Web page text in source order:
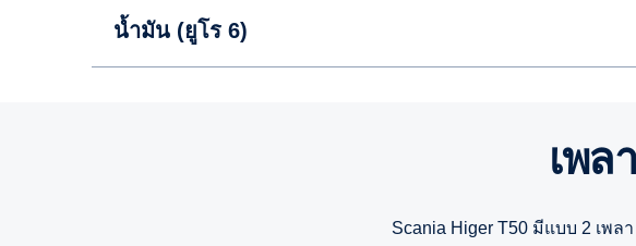
น้ำมัน (ยูโร 6)
เพ
Scania Higer T50 มีแบบ 2 เพ